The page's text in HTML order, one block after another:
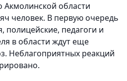
Акмолинской области
человек. В первую очередь
полицейские, педагоги и
в области ждут еще
Неблагоприятных реакций